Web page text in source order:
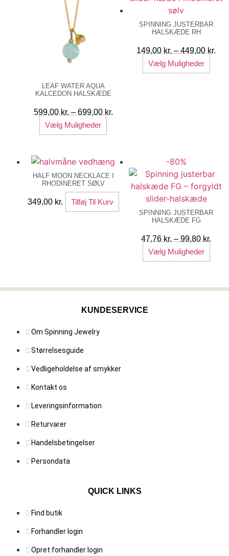
LEAF WATER AQUA
KALCEDON HALSKÆDE
599,00 kr. – 699,00 kr.
Vælg Muligheder
flere
varianter.
Mulighederne
kan
vælges
varesiden
SPINNING JUSTERBAR
HALSKÆDE RH
149,00 kr. – 449,00 kr.
Vælg Muligheder
vare
HALF MOON NECKLACE I
RHODINERET SØLV
349,00 kr. Tilføj Til Kurv
-80%
SPINNING JUSTERBAR
HALSKÆDE FG
47,76 kr. – 99,80 kr.
Vælg Muligheder
vare
flere
KUNDESERVICE
Om Spinning Jewelry
Størrelsesguide
Vedligeholdelse af smykker
Kontakt os
Leveringsinformation
Returvarer
Handelsbetingelser
Persondata
QUICK LINKS
Find butik
Forhandler login
Opret forhandler login